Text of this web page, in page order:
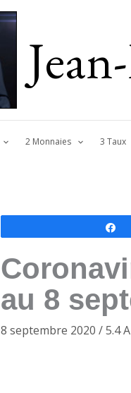
2 Monnaies 3 Taux
au 8
8 septembre 2020 /5.4